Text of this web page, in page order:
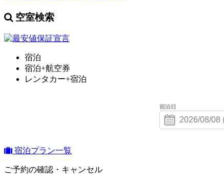
空室検索
宿泊
宿泊+航空券
レンタカー+宿泊
宿泊日
宿泊プラン一覧
ご予約の確認・キャンセル